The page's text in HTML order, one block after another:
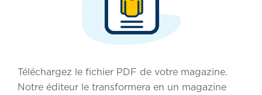
Téléchargez le fichier PDF de votre magazine.
Notre éditeur le transformera en un magazine